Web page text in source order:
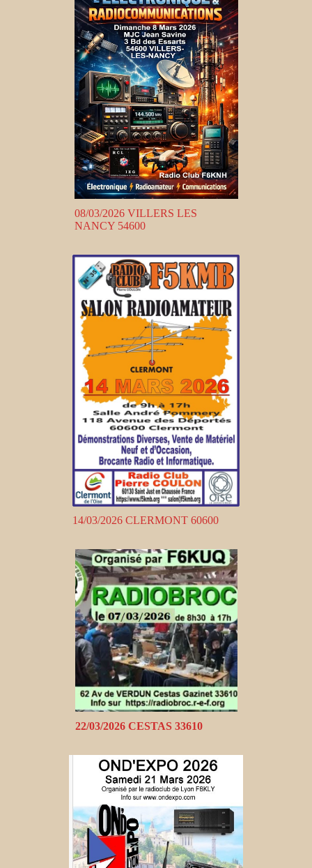
08/03/2026 VILLERS LES
NANCY 54600
14/03/2026 CLERMONT 60600
22/03/2026 CESTAS 33610